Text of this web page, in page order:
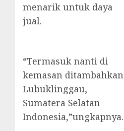
menarik untuk daya
jual.
“Termasuk nanti di
kemasan ditambahkan
Lubuklinggau,
Sumatera Selatan
Indonesia,”ungkapnya.